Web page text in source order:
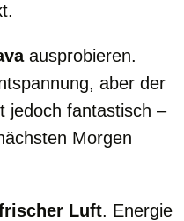
ausprobieren.
aber der
jedoch fantastisch –
Morgen
Luft. Energie